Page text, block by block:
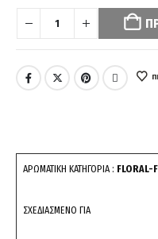
selection
has
been
Please
before
product
ΑΡΩΜΑΤΙΚΗ ΚΑΤΗΓΟΡΙΑ : FLORAL-
ΣΧΕΔΙΑΣΜΕΝΟ ΓΙΑ